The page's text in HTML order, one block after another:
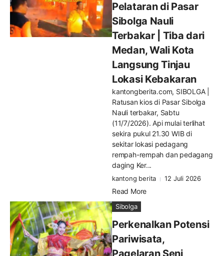
Pelataran di Pasar
Sibolga Nauli
Terbakar | Tiba dari
Medan, Wali Kota
Langsung Tinjau
Lokasi Kebakaran
kantongberita.com, SIBOLGA |
Ratusan kios di Pasar Sibolga
Nauli terbakar, Sabtu
(11/7/2026). Api mulai terlihat
sekira pukul 21.30 WIB di
sekitar lokasi pedagang
rempah-rempah dan pedagang
daging Ker...
kantong berita 12 Juli 2026
Read More
Sibolga
Perkenalkan Potensi
Pariwisata,
Pagelaran Seni